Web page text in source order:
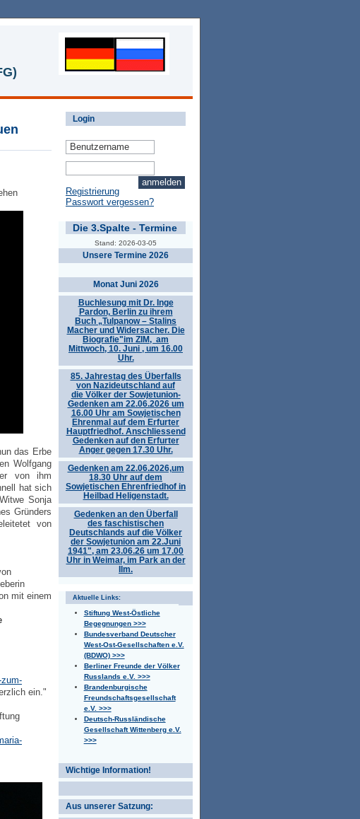
Login
Registrierung
Passwort vergessen?
Die 3.Spalte - Termine
Stand: 2026-03-05
Unsere Termine 2026
Monat Juni 2026
Buchlesung mit Dr. Inge
Pardon, Berlin zu ihrem
Buch „Tulpanow – Stalins
Macher und Widersacher. Die
Biografie"im ZIM, am
Mittwoch, 10. Juni , um 16.00
Uhr.
85. Jahrestag des Überfalls
von Nazideutschland auf
die Völker der Sowjetunion-
Gedenken am 22.06.2026 um
16.00 Uhr am Sowjetischen
Ehrenmal auf dem Erfurter
Hauptfriedhof. Anschliessend
Gedenken auf den Erfurter
Anger gegen 17.30 Uhr.
Gedenken am 22.06.2026,um
18.30 Uhr auf dem
Sowjetischen Ehrenfriedhof in
Heilbad Heligenstadt.
Gedenken an den Überfall
des faschistischen
Deutschlands auf die Völker
der Sowjetunion am 22.Juni
1941", am 23.06.26 um 17.00
Uhr in Weimar, im Park an der
Ilm.
Aktuelle Links:
Stiftung West-Östliche
Begegnungen >>>
Bundesverband Deutscher
West-Ost-Gesellschaften e.V.
(BDWO) >>>
Berliner Freunde der Völker
Russlands e.V. >>>
Brandenburgische
Freundschaftsgesellschaft
e.V. >>>
Deutsch-Russländische
Gesellschaft Wittenberg e.V.
>>>
Wichtige Information!
Aus unserer Satzung:
das Erbe
Wolfgang
von ihm
hat sich
Sonja
Gründers
von
mit einem
ein."